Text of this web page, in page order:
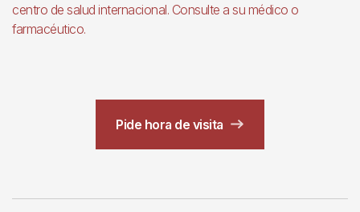
centro de salud internacional. Consulte a su médico o
farmacéutico.
Pide hora de visita